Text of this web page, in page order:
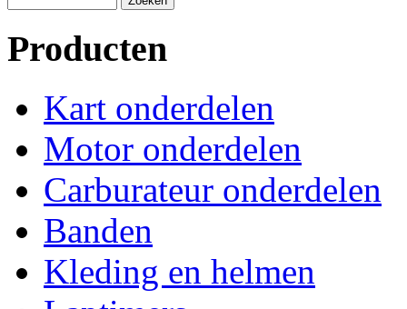
Producten
Kart onderdelen
Motor onderdelen
Carburateur onderdelen
Banden
Kleding en helmen